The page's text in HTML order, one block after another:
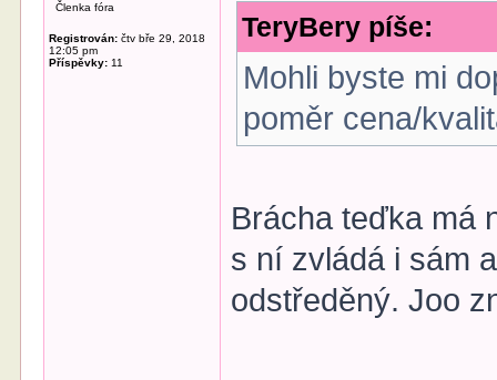
Členka fóra
Registrován: čtv bře 29, 2018
12:05 pm
Příspěvky: 11
TeryBery píše:
Mohli byste mi
poměr cena/
Brácha teďka má
s ní zvládá i sám
odstředěný. Joo